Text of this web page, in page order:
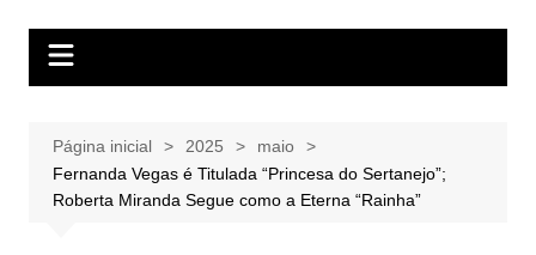
Página inicial 2025
maio
Fernanda Vegas é Titulada “Princesa do Sertanejo”;
Roberta Miranda Segue como a Eterna “Rainha”